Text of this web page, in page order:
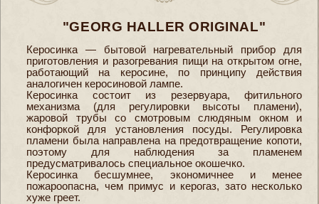
"GEORG HALLER ORIGINAL"
Керосинка — бытовой нагревательный прибор для
приготовления и разогревания пищи на открытом огне,
работающий на керосине, по принципу действия
аналогичен керосиновой лампе.
Керосинка состоит из резервуара, фитильного
механизма (для регулировки высоты пламени),
жаровой трубы со смотровым слюдяным окном и
конфоркой для установления посуды. Регулировка
пламени была направлена на предотвращение копоти,
поэтому для наблюдения за пламенем
предусматривалось специальное окошечко.
Керосинка бесшумнее, экономичнее и менее
пожароопасна, чем примус и керогаз, зато несколько
хуже греет.